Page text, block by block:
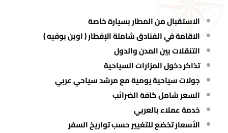
الاستقبال من المطار بسيارة خاصة
الاقامة في الفنادق شاملة الإفطار ( اوبن بوفيه )
التنقلات بين المدن والدول
تذاكر دخول المزارات السياحية
جولات سياحية يومية مع مرشد سياحي عربي
السعر شامل كافة الضرائب
خدمة عملاء بالعربي
الأسعار تخضع للتغيير حسب تواريخ السفر